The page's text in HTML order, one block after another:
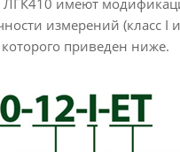
измерений (класс
приведен ниже.